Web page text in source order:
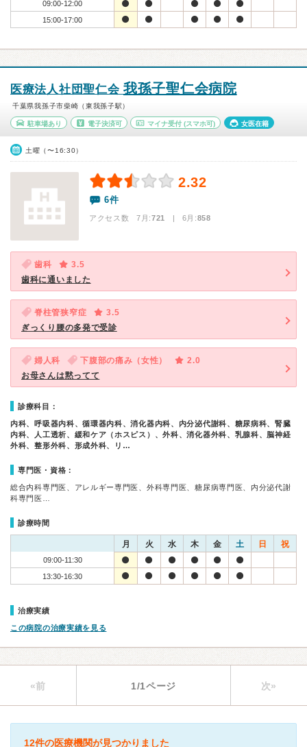
09:00-12:00
15:00-17:00
医療法人社団聖仁会 我孫子聖仁会病院
千葉県我孫子市柴崎（東我孫子駅）
駐車場あり 電子決済可 マイナ受付 (スマホ可) 女医在籍
土曜（〜16:30）
2.32
6件
アクセス数 7月:721 | 6月:858
歯科
3.5
歯科に通いました
脊柱管狭窄症
3.5
ぎっくり腰の多発で受診
婦人科 下腹部の痛み（女性）
2.0
お母さんは黙ってて
診療科目：
内科、呼吸器内科、循環器内科、消化器内科、内分泌代謝科、糖尿病科、腎臓
内科、人工透析、緩和ケア（ホスピス）、外科、消化器外科、乳腺科、脳神経
外科、整形外科、形成外科、リ…
専門医・資格：
総合内科専門医、アレルギー専門医、外科専門医、糖尿病専門医、内分泌代謝
科専門医…
診療時間
月 火 水 木 金 土 日 祝
09:00-11:30
13:30-16:30
治療実績
この病院の治療実績を見る
«前 1/1ページ 次»
12件の医療機関が見つかりました